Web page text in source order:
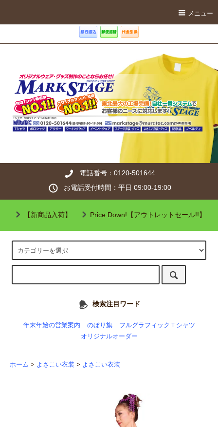
メニュー
電話番号：0120-501644
お電話受付時間：平日 09:00-19:00
【新商品入荷】 Price Down!【アウトレットセール!!】
検索注目ワード
年末年始の営業案内 のぼり旗
フルグラフィックＴシャツ
オリジナルオーダー
ホーム > よさこい衣装 > よさこい衣装